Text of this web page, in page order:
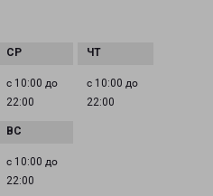
с 10:00 до
22:00
с 10:00 до
22:00
с 10:00 до
22:00